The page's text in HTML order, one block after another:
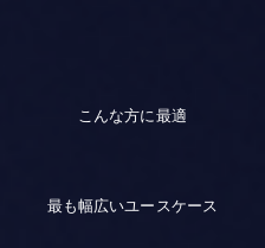
こんな方に最適
最も幅広いユースケース